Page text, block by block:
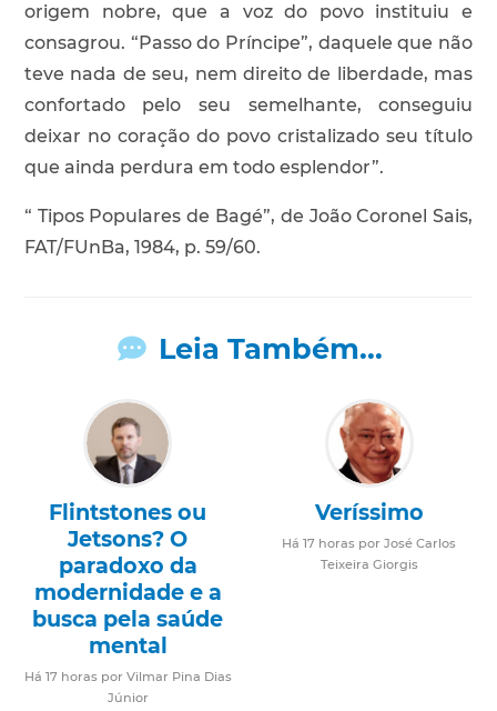
origem nobre, que a voz do povo instituiu e
consagrou. “Passo do Príncipe”, daquele que não
teve nada de seu, nem direito de liberdade, mas
confortado pelo seu semelhante, conseguiu
deixar no coração do povo cristalizado seu título
que ainda perdura em todo esplendor”.
“ Tipos Populares de Bagé”, de João Coronel Sais,
FAT/FUnBa, 1984, p. 59/60.
Leia Também...
Flintstones ou
Jetsons? O
paradoxo da
modernidade e a
busca pela saúde
mental
Há 17 horas por Vilmar Pina Dias
Júnior
Veríssimo
Há 17 horas por José Carlos
Teixeira Giorgis